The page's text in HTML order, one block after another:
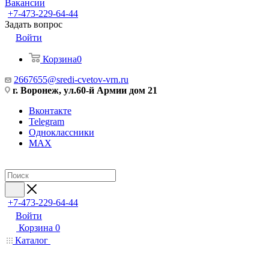
Вакансии
+7-473-229-64-44
Задать вопрос
Войти
Корзина0
2667655@sredi-cvetov-vrn.ru
г. Воронеж, ул.60-й Армии дом 21
Вконтакте
Telegram
Одноклассники
MAX
+7-473-229-64-44
Войти
Корзина 0
Каталог